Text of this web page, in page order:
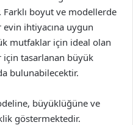
Farklı boyut ve modellerde
ihtiyacına uygun
mutfaklar için ideal olan
tasarlanan büyük
bulunabilecektir.
büyüklüğüne ve
göstermektedir.